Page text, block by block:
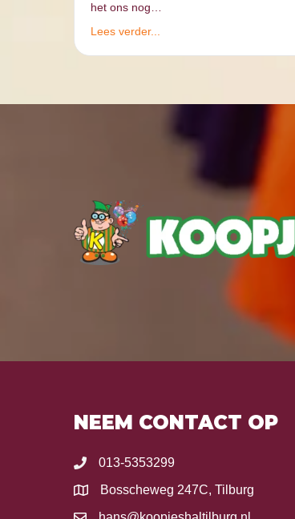
het ons nog…
Lees verder...
NEEM CONTACT OP
013-5353299
Bosscheweg 247C, Tilburg